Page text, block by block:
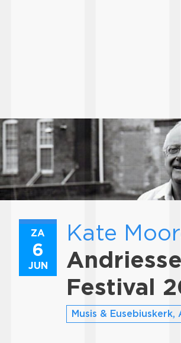
ZA
6
JUN
Kate
Festival
Musis & Eusebiuskerk,